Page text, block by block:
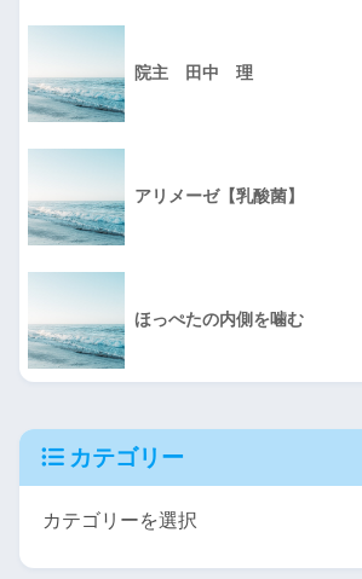
院主 田中 理
アリメーゼ【乳酸菌】
ほっぺたの内側を噛む
カテゴリー